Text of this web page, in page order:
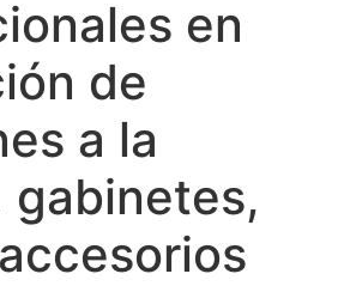
en
de
a la
gabinetes,